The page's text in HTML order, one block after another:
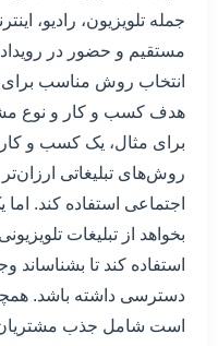
جمله تلویزیون، رادیو،
مستقیم و حضور در
انتخاب روش مناسب برای
هدف کسب و کار و نوع
برای مثال، یک کسب و
روش‌های تبلیغاتی ارزان‌تر
اجتماعی استفاده کند.
بخواهد از تبلیغات
استفاده کند تا بشناساند
دسترسی داشته باشد.
است شامل جذب مشتریان